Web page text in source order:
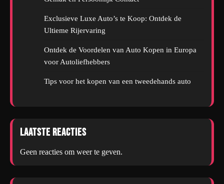
Exclusieve Luxe Auto’s te Koop: Ontdek de
Ultieme Rijervaring
Ontdek de Voordelen van Auto Kopen in Europa
voor Autoliefhebbers
Tips voor het kopen van een tweedehands auto
Laatste reacties
Geen reacties om weer te geven.